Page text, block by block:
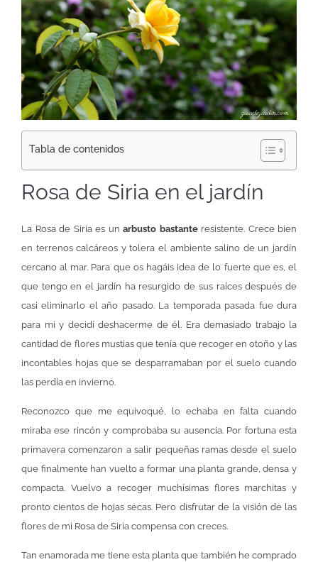
Tabla de contenidos
Rosa de Siria en el jardín
La Rosa de Siria es un arbusto bastanteresistente. Crece bien
en terrenos calcáreos y tolera el ambiente salino de un jardín
cercano al mar. Para que os hagáis idea de lo fuerte que es, el
que tengo en el jardín ha resurgido de sus raíces después de
casi eliminarlo el año pasado. La temporada pasada fue dura
para mi y decidí deshacerme de él. Era demasiado trabajo la
cantidad de flores mustias que tenía que recoger en otoño y las
incontables hojas que se desparramaban por el suelo cuando
las perdía en invierno.
Reconozco que me equivoqué, lo echaba en falta cuando
miraba ese rincón y comprobaba su ausencia. Por fortuna esta
primavera comenzaron a salir pequeñas ramas desde el suelo
que finalmente han vuelto a formar una planta grande, densa y
compacta. Vuelvo a recoger muchísimas flores marchitas y
pronto cientos de hojas secas. Pero disfrutar de la visión de las
flores de mi Rosa de Siria compensa con creces.
Tan enamorada me tiene esta planta que también he comprado